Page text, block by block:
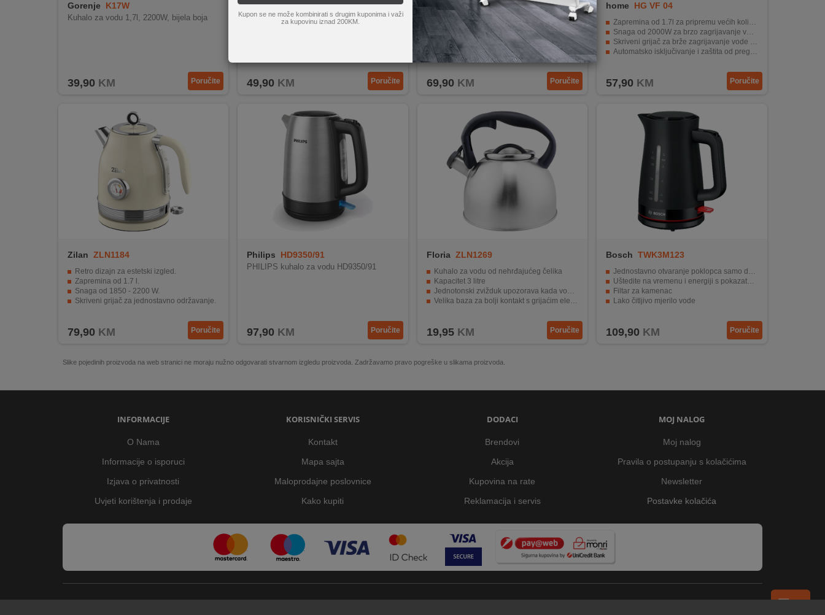
INOSTRANSTVA
Kupon se ne može kombinirati s drugim kuponima i važi
za kupovinu iznad 200KM.
Gorenje K17W
Kuhalo za vodu 1,7l, 2200W, bijela boja
39,90 KM Poručite
hoco. HE12
Snaga 1850 - 2200W
Kompaktne dimenzije i moderan izgled
49,90 KM Poručite
Xiaomi Mi Electric Kettle 2
Snaga 1800W
Kapacitet 1.7 litara
Podebljana aluminijska grijaća ploča
Dvostruki sloj zaštite izvana
Visoka kvaliteta izrade
69,90 KM Poručite
home HG VF 04
Zapremina od 1.7l za pripremu većih količina vode.
Snaga od 2000W za brzo zagrijavanje vode.
Skriveni grijač za brže zagrijavanje vode i sprečavanje nakupljanja kamenca.
Automatsko isključivanje i zaštita od pregrijavanja za sigurnost.
57,90 KM Poručite
Zilan ZLN1184
Retro dizajn za estetski izgled.
Zapremina od 1.7 l.
Snaga od 1850 - 2200 W.
Skriveni grijač za jednostavno održavanje.
79,90 KM Poručite
Philips HD9350/91
PHILIPS kuhalo za vodu HD9350/91
97,90 KM Poručite
Floria ZLN1269
Kuhalo za vodu od nehrđajućeg čelika
Kapacitet 3 litre
Jednotonski zvižduk upozorava kada voda vrije
Velika baza za bolji kontakt s grijaćim elementom
19,95KM Poručite
Bosch TWK3M123
Jednostavno otvaranje poklopca samo dodirom gumba.
Uštedite na vremenu i energiji s pokazateljem za šalice
Filtar za kamenac
Lako čitljivo mjerilo vode
109,90 KM Poručite
Slike pojedinih proizvoda na web stranici ne moraju nužno odgovarati stvarnom izgledu proizvoda. Zadržavamo pravo pogreške u slikama proizvoda.
INFORMACIJE
O Nama
Informacije o isporuci
Izjava o privatnosti
Uvjeti korištenja i prodaje
KORISNIČKI SERVIS
Kontakt
Mapa sajta
Maloprodajne poslovnice
Kako kupiti
DODACI
Brendovi
Akcija
Kupovina na rate
Reklamacija i servis
MOJ NALOG
Moj nalog
Pravila o postupanju s kolačićima
Newsletter
Postavke kolačića